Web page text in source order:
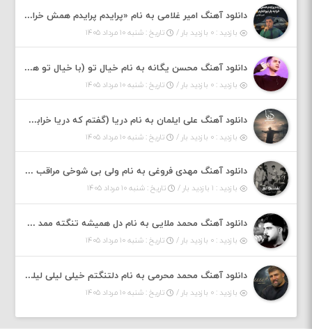
دانلود آهنگ امیر غلامی به نام «پرایدم پرایدم همش خرابه یار نیو کنارم دیگه پولی نداروم (ریمیکس اینستاگرام)»
بازدید : ۰ بازدید بار / تاریخ : شنبه ۱۰ مرداد ۱۴۰۵
دانلود آهنگ محسن یگانه به نام خیال تو (با خیال تو هنوزم مثل هر روز و همیشه ریمیکس)
بازدید : ۰ بازدید بار / تاریخ : شنبه ۱۰ مرداد ۱۴۰۵
دانلود آهنگ علی ایلمان به نام دریا (گفتم که دریا خرابه نمه بارونه لب شط و نبین)
بازدید : ۰ بازدید بار / تاریخ : شنبه ۱۰ مرداد ۱۴۰۵
دانلود آهنگ مهدی فروغی به نام ولی بی شوخی مراقب من باش
بازدید : ۱ بازدید بار / تاریخ : شنبه ۱۰ مرداد ۱۴۰۵
دانلود آهنگ محمد ملایی به نام دل همیشه تنگته ممد کله ونگته
بازدید : ۰ بازدید بار / تاریخ : شنبه ۱۰ مرداد ۱۴۰۵
دانلود آهنگ محمد محرمی به نام دلتنگتم خیلی لیلی لیلی لیلی تو که نباشی پیش من به زندگی میلی
بازدید : ۰ بازدید بار / تاریخ : شنبه ۱۰ مرداد ۱۴۰۵